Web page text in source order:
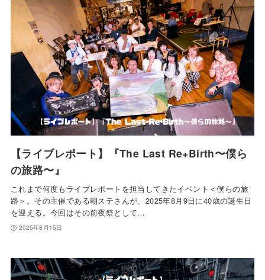
【ライブレポート】『The Last Re+Birth〜僕ら
の旅路〜』
これまで何度もライブレポートを担当してきたイベント＜僕らの旅
路＞。その主催である朝ステさんが、2025年8月9日に40歳の誕生日
を迎える。今回はその前夜祭として…
2025年8月15日